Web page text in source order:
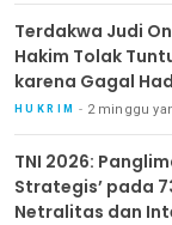
Terdakwa Judi
Hakim Tolak
karena Gagal
HUKRIM 2 minggu
TNI 2026:
Strategis’ pada
Netralitas dan